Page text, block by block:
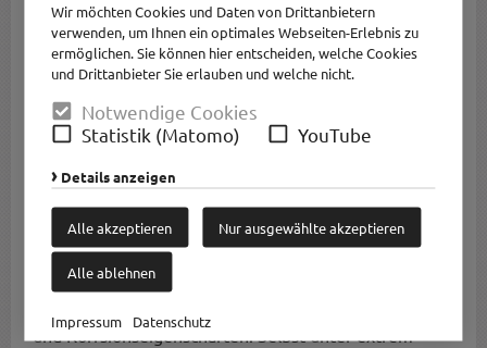
Wir möchten Cookies und Daten von Drittanbietern
verwenden, um Ihnen ein optimales Webseiten-Erlebnis zu
ermöglichen. Sie können hier entscheiden, welche Cookies
und Drittanbieter Sie erlauben und welche nicht.
Notwendige Cookies
Statistik (Matomo)
YouTube
Details anzeigen
Alle akzeptieren Nur ausgewählte akzeptieren
Alle ablehnen
Impressum Datenschutz
YOUiNG-HYD HLP-D- Öle werden im gesamten
Bereich der Stationärhydraulik, Mobilhydraulik,
hydraulischen Steuerungen und anderen
hydraulischen Systemen eingesetzt.
Ablagerungen und Verunreinigungen in
Systemkomponenten werden gemeinsam mit
eingedrungenen Fremdstoffen gelöst und im
Hydrauliksystem in Schwebe gehalten.
Kondenswasser und in Systeme eingedrungenes
Wasser wird emulgiert ohne nennenswerte
und Korrsionseigenschaften. Selbst unter extrem